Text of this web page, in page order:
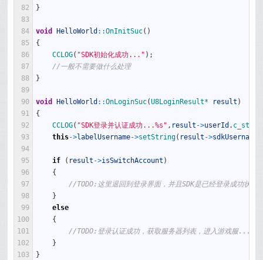
82
83
84
85
86
87
88
89
90
91
92
93
94
95
96
97
98
99
100
101
102
103
}
void HelloWorld ::OnInitSuc( )
{
CCLOG( "SDK初始化成功..." ) ;
//一般不需要做什么处理
}
void HelloWorld ::OnLoginSuc(U8LoginResult* result )
{
CCLOG( "SDK登录并认证成功...%s" , result ->userId . c_str
this->labelUsername->setString( result ->sdkUsername
if ( result ->isSwitchAccount )
{
//TODO:这里退回到登录界面，并且SDK是已经登录成功状态
}
else
{
//TODO:登录认证成功，获取服务器列表，进入游戏服...
}
}